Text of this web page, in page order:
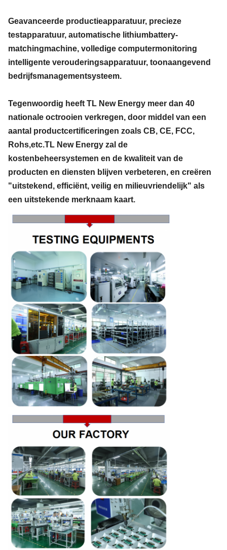
Geavanceerde productieapparatuur, precieze
testapparatuur, automatische lithiumbattery-
matchingmachine, volledige computermonitoring
intelligente verouderingsapparatuur, toonaangevend
bedrijfsmanagementsysteem.
Tegenwoordig heeft TL New Energy meer dan 40
nationale octrooien verkregen, door middel van een
aantal productcertificeringen zoals CB, CE, FCC,
Rohs,etc.TL New Energy zal de
kostenbeheersystemen en de kwaliteit van de
producten en diensten blijven verbeteren, en creëren
"uitstekend, efficiënt, veilig en milieuvriendelijk" als
een uitstekende merknaam kaart.